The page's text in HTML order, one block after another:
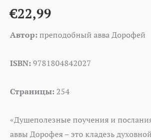
€22,99
Автор: преподобный авва Дорофей
ISBN:9781804842027
Страницы: 254
«Душеполезные поучения и
аввы Дорофея – это кладезь